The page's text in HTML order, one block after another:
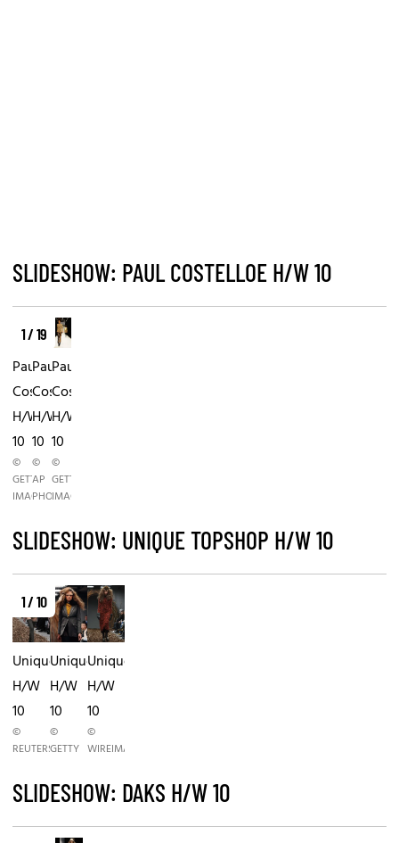
SLIDESHOW: PAUL COSTELLOE H/W 10
1 / 19
Paul
Costelloe
H/W
10
©
GETTY
IMAGES
Paul
Costelloe
H/W
10
©
AP
PHOTO
Paul
Costelloe
H/W
10
©
GETTY
IMAGES
SLIDESHOW: UNIQUE TOPSHOP H/W 10
1 / 10
Unique
H/W
10
©
REUTERS
Unique
H/W
10
©
GETTY
Unique
H/W
10
©
WIREIMAGE.COM/GETTY
SLIDESHOW: DAKS H/W 10